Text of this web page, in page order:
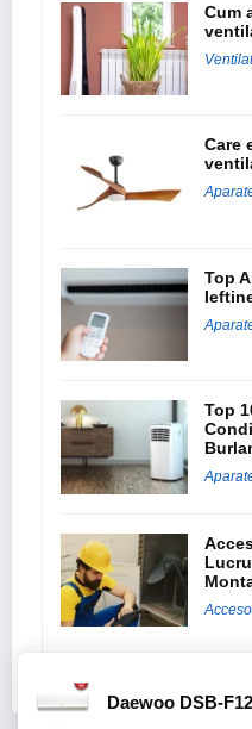
Cum
Care
Top
Top
Daewoo DSB-